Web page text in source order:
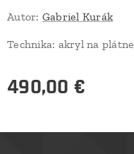
Autor: Gabriel Kurák
Technika: akryl na plátne
490,00 €